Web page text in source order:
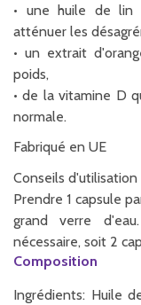
• une huile de lin
atténuer les
• un extrait
poids,
• de la vitamine D
normale.
Fabriqué en UE
Conseils d'utilisation
Prendre 1 capsule
grand verre
nécessaire, soit 2
Composition
Ingrédients: Huile